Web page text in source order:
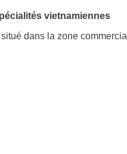
vietnamiennes
dans la zone